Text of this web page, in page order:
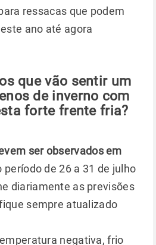
ressacas que podem
ano até agora
que vão sentir um
de inverno com
forte frente fria?
ser observados em
período de 26 a 31 de julho
diariamente as previsões
sempre atualizado
negativa, frio